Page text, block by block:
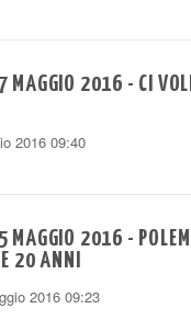
MAGGIO 2016 - CI
2016 09:40
MAGGIO 2016 -
20 ANNI
2016 09:23